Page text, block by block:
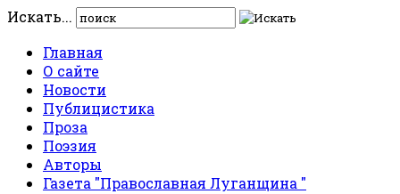
Искать...
Главная
О сайте
Новости
Публицистика
Проза
Поэзия
Авторы
Газета "Православная Луганщина "